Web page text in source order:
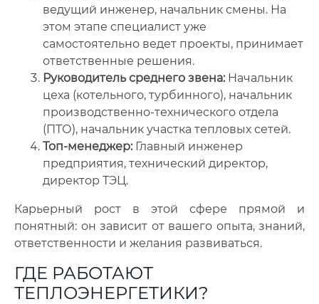
ведущий инженер, начальник смены. На
этом этапе специалист уже
самостоятельно ведет проекты, принимает
ответственные решения.
Руководитель среднего звена:Начальник
цеха (котельного, турбинного), начальник
производственно-технического отдела
(ПТО), начальник участка тепловых сетей.
Топ-менеджер:Главный инженер
предприятия, технический директор,
директор ТЭЦ.
Карьерный рост в этой сфере прямой и
понятный: он зависит от вашего опыта, знаний,
ответственности и желания развиваться.
ГДЕ РАБОТАЮТ
ТЕПЛОЭНЕРГЕТИКИ?